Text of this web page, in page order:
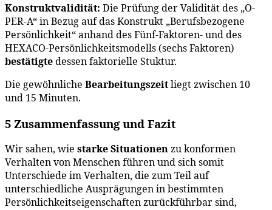
Konstruktvalidität: Die Prüfung der Validität des „O-
PER-A“ in Bezug auf das Konstrukt „Berufsbezogene
Persönlichkeit“ anhand des Fünf-Faktoren- und des
HEXACO-Persönlichkeitsmodells (sechs Faktoren)
bestätigtedessen faktorielle Stuktur.
Die gewöhnliche Bearbeitungszeitliegt zwischen 10
und 15 Minuten.
5 Zusammenfassung und Fazit
Wir sahen, wie starke Situationenzu konformen
Verhalten von Menschen führen und sich somit
Unterschiede im Verhalten, die zum Teil auf
unterschiedliche Ausprägungen in bestimmten
Persönlichkeitseigenschaften zurückführbar sind,